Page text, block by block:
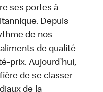
ses portes à
Depuis
de nos
de qualité
prix. Aujourd’hui,
de se classer
de la